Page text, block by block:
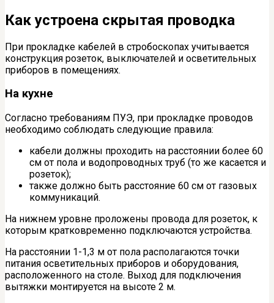
Как устроена скрытая проводка
При прокладке кабелей в стробоскопах учитывается
конструкция розеток, выключателей и осветительных
приборов в помещениях.
На кухне
Согласно требованиям ПУЭ, при прокладке проводов
необходимо соблюдать следующие правила:
кабели должны проходить на расстоянии более 60
см от пола и водопроводных труб (то же касается и
розеток);
также должно быть расстояние 60 см от газовых
коммуникаций.
На нижнем уровне проложены провода для розеток, к
которым кратковременно подключаются устройства.
На расстоянии 1-1,3 м от пола располагаются точки
питания осветительных приборов и оборудования,
расположенного на столе. Выход для подключения
вытяжки монтируется на высоте 2 м.